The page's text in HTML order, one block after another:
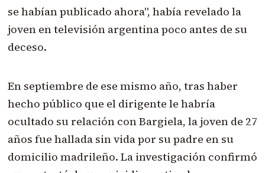
se habían publicado ahora", había revelado la
joven en televisión argentina poco antes de su
deceso.
En septiembre de ese mismo año, tras haber
hecho público que el dirigente le habría
ocultado su relación con Bargiela, la joven de 27
años fue hallada sin vida por su padre en su
domicilio madrileño. La investigación confirmó